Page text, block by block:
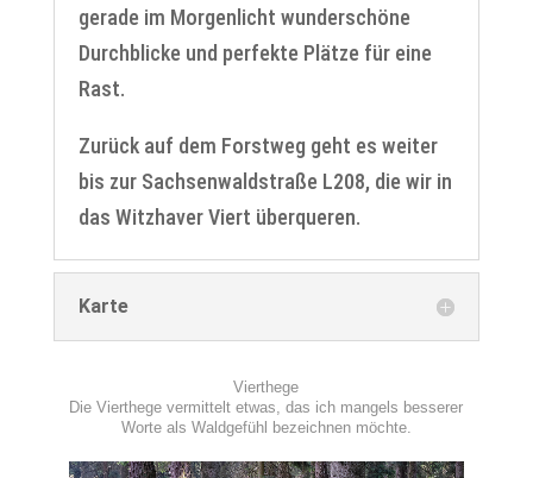
gerade im Morgenlicht wunderschöne
Durchblicke und perfekte Plätze für eine
Rast.
Zurück auf dem Forstweg geht es weiter
bis zur Sachsenwaldstraße L208, die wir in
das Witzhaver Viert überqueren.
Karte
Vierthege
Die Vierthege vermittelt etwas, das ich mangels besserer
Worte als Waldgefühl bezeichnen möchte.